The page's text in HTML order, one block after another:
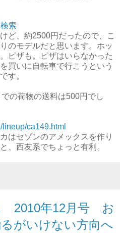
索
ど、約2500円だったので、こ
のモデルだと思います。ホッ
ピザも。ピザはいらなかった
買いに自転車で行こうという
す。
の荷物の送料は500円でし
ca149.html
はセゾンのアメックスを作り
、西友系でちょっと有利。
2010年12月号 お
がいけない方向へ